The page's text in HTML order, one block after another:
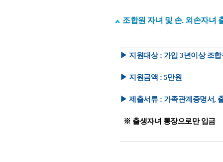
조합원 자녀 및 손. 외손자녀
▶ 지원대상 : 가입 3년이상 조
▶ 지원금액 : 5만원
▶ 제출서류 : 가족관계증명서,
※ 출생자녀 통장으로만 입금